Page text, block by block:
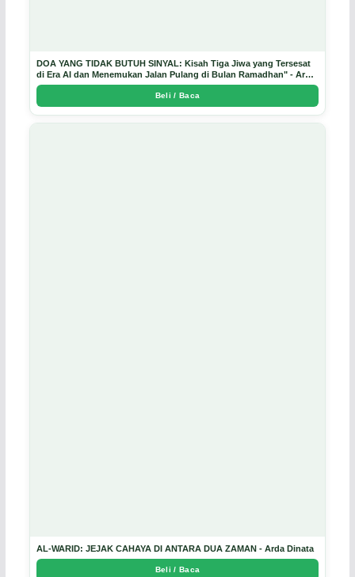
DOA YANG TIDAK BUTUH SINYAL: Kisah Tiga Jiwa yang Tersesat
di Era AI dan Menemukan Jalan Pulang di Bulan Ramadhan" - Arda
Dinata
Beli / Baca
AL-WARID: JEJAK CAHAYA DI ANTARA DUA ZAMAN - Arda Dinata
Beli / Baca